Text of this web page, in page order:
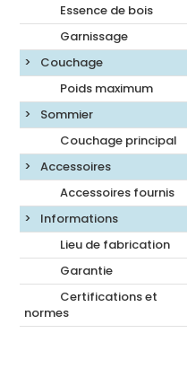
Essence de bois
Garnissage
Couchage
Poids maximum
Sommier
Couchage principal
Accessoires
Accessoires fournis
Informations
Lieu de fabrication
Garantie
Certifications et
normes